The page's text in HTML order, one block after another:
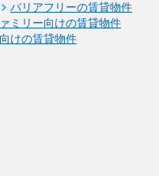
バリアフリーの賃貸物件
ミリー向けの賃貸物件
けの賃貸物件